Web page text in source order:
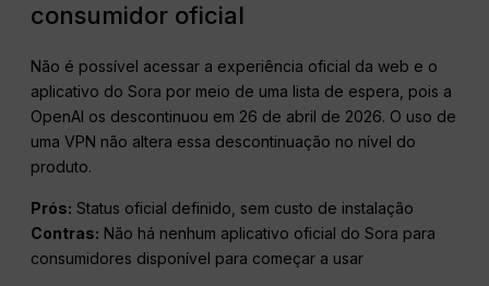
consumidor oficial
Não é possível acessar a experiência oficial da web e o
aplicativo do Sora por meio de uma lista de espera, pois a
OpenAI os descontinuou em 26 de abril de 2026. O uso de
uma VPN não altera essa descontinuação no nível do
produto.
Prós: Status oficial definido, sem custo de instalação
Contras: Não há nenhum aplicativo oficial do Sora para
consumidores disponível para começar a usar